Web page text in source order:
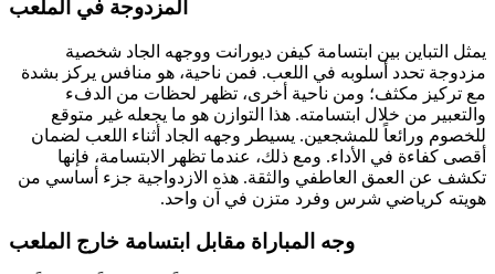
المزدوجة في الملعب
يمثل التباين بين ابتسامة كيفن ديورانت ووجهه الجاد شخصية
مزدوجة تحدد أسلوبه في اللعب. فمن ناحية، هو منافس يركز بشدة
مع تركيز مكثف؛ ومن ناحية أخرى، تظهر لحظات من الدفء
والتعبير من خلال ابتسامته. هذا التوازن هو ما يجعله غير متوقع
للخصوم ورائعاً للمشجعين. يسيطر وجهه الجاد أثناء اللعب لضمان
أقصى كفاءة في الأداء. ومع ذلك، عندما تظهر الابتسامة، فإنها
تكشف عن العمق العاطفي والثقة. هذه الازدواجية جزء أساسي من
هويته كرياضي شرس وفرد متزن في آن واحد.
وجه المباراة مقابل ابتسامة خارج الملعب